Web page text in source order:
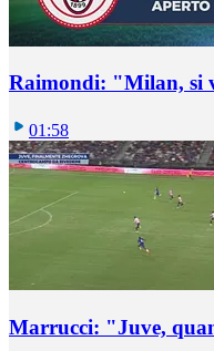
Raimondi: "Milan, si
01:58
Marrucci: "Juve,